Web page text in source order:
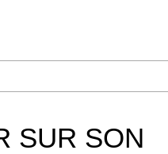
SUR SON